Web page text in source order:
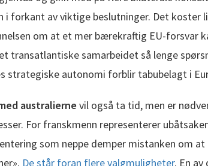
i forkant av viktige beslutninger. Det koster
om at et mer bærekraftig EU-forsvar
transatlantiske samarbeidet så lenge
strategiske autonomi forblir tabubelagt i
australierne vil også ta tid, men er
For franskmenn representerer
som neppe demper mistanken om at
De står foran flere valgmuligheter. En av